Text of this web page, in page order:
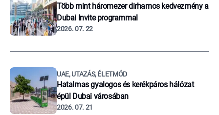
Több mint háromezer dirhamos kedvezmény a
Dubai Invite programmal
2026. 07. 22
UAE, UTAZÁS, ÉLETMÓD
Hatalmas gyalogos és kerékpáros hálózat
épül Dubai városában
2026. 07. 21